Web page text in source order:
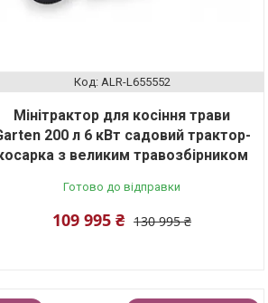
ALR-L655552
Мінітрактор для косіння трави
200 л 6 кВт садовий трактор-
з великим травозбірником
Готово до відправки
130 995 ₴
109 995 ₴